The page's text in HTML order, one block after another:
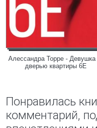
Алессандра Торре - Девушка
дверью квартиры 6E
Понравилась
комментарий,